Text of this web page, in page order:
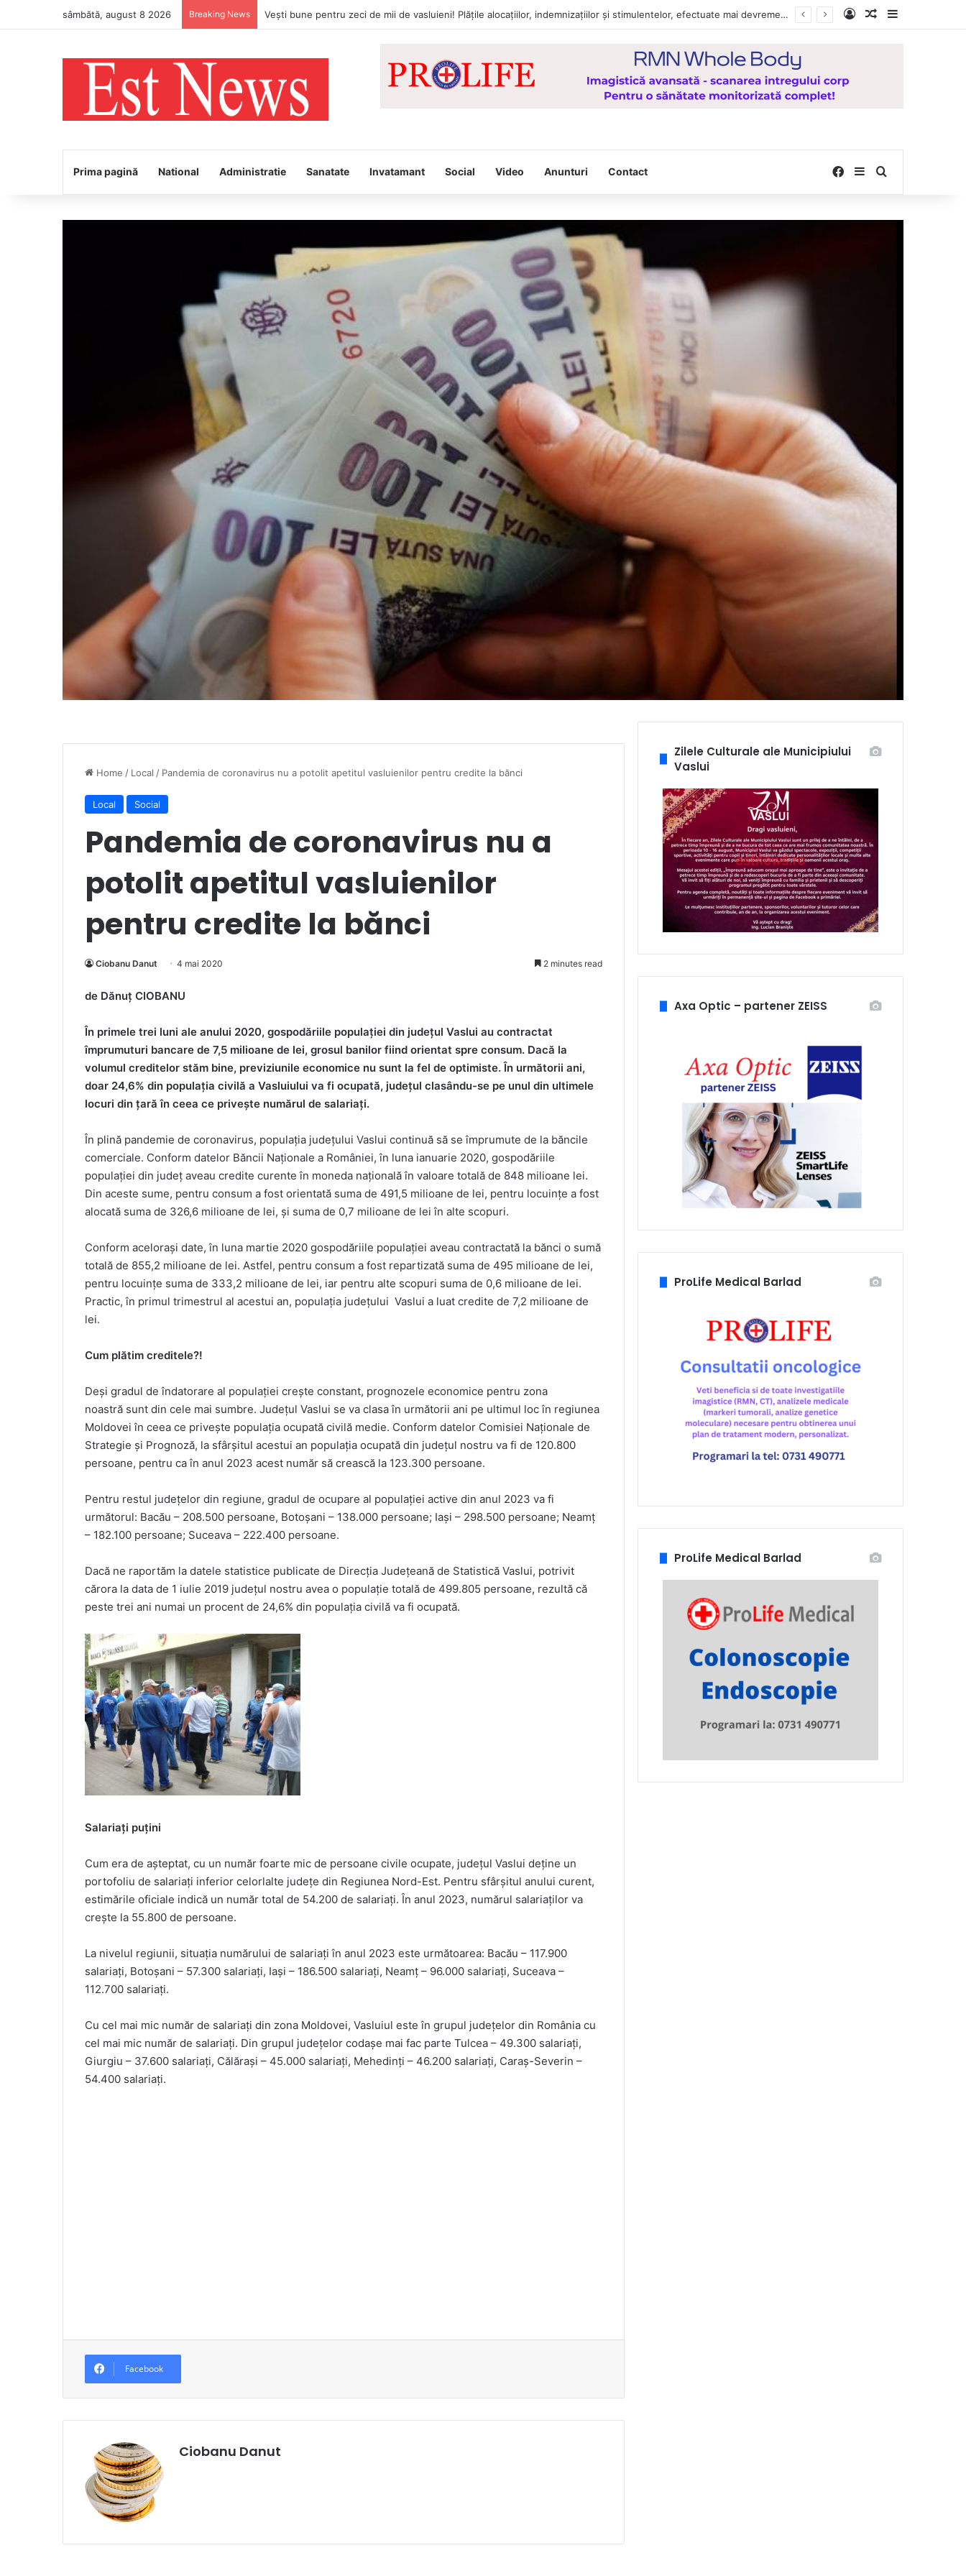
sâmbătă, august 8 2026 Breaking News PS Ignatie va întâmpina, joi, la Vaslui, Icoana făcătoare de minuni a Maicii Domnului, de la Mănăstirea Hadâmbu Log InRandom Article
Prima pagină National Administratie Sanatate Invatamant Social Video Anunturi Contact Facebook
SidebarSearch for
Home / Local / Pandemia de coronavirus nu a potolit apetitul vasluienilor pentru credite la bănci
Local Social
Pandemia de coronavirus nu a
potolit apetitul vasluienilor
pentru credite la bănci
Ciobanu Danut 4 mai 2020 2 minutes read
de Dănuț CIOBANU
În primele trei luni ale anului 2020, gospodăriile populației din județul Vaslui au contractat
împrumuturi bancare de 7,5 milioane de lei, grosul banilor fiind orientat spre consum. Dacă la
volumul creditelor stăm bine, previziunile economice nu sunt la fel de optimiste. În următorii ani,
doar 24,6% din populația civilă a Vasluiului va fi ocupată, județul clasându-se pe unul din ultimele
locuri din țară în ceea ce privește numărul de salariați.
În plină pandemie de coronavirus, populația județului Vaslui continuă să se împrumute de la băncile
comerciale. Conform datelor Băncii Naționale a României, în luna ianuarie 2020, gospodăriile
populației din județ aveau credite curente în moneda națională în valoare totală de 848 milioane lei.
Din aceste sume, pentru consum a fost orientată suma de 491,5 milioane de lei, pentru locuințe a fost
alocată suma de 326,6 milioane de lei, și suma de 0,7 milioane de lei în alte scopuri.
Conform acelorași date, în luna martie 2020 gospodăriile populației aveau contractată la bănci o sumă
totală de 855,2 milioane de lei. Astfel, pentru consum a fost repartizată suma de 495 milioane de lei,
pentru locuințe suma de 333,2 milioane de lei, iar pentru alte scopuri suma de 0,6 milioane de lei.
Practic, în primul trimestrul al acestui an, populația județului Vaslui a luat credite de 7,2 milioane de
lei.
Cum plătim creditele?!
Deși gradul de îndatorare al populației crește constant, prognozele economice pentru zona
noastră sunt din cele mai sumbre. Județul Vaslui se va clasa în următorii ani pe ultimul loc în regiunea
Moldovei în ceea ce privește populația ocupată civilă medie. Conform datelor Comisiei Naționale de
Strategie și Prognoză, la sfârșitul acestui an populația ocupată din județul nostru va fi de 120.800
persoane, pentru ca în anul 2023 acest număr să crească la 123.300 persoane.
Pentru restul județelor din regiune, gradul de ocupare al populației active din anul 2023 va fi
următorul: Bacău – 208.500 persoane, Botoșani – 138.000 persoane; Iași – 298.500 persoane; Neamț
– 182.100 persoane; Suceava – 222.400 persoane.
Dacă ne raportăm la datele statistice publicate de Direcția Județeană de Statistică Vaslui, potrivit
cărora la data de 1 iulie 2019 județul nostru avea o populație totală de 499.805 persoane, rezultă că
peste trei ani numai un procent de 24,6% din populația civilă va fi ocupată.
Salariați puțini
Cum era de așteptat, cu un număr foarte mic de persoane civile ocupate, județul Vaslui deține un
portofoliu de salariați inferior celorlalte județe din Regiunea Nord-Est. Pentru sfârșitul anului curent,
estimările oficiale indică un număr total de 54.200 de salariați. În anul 2023, numărul salariaților va
crește la 55.800 de persoane.
La nivelul regiunii, situația numărului de salariați în anul 2023 este următoarea: Bacău – 117.900
salariați, Botoșani – 57.300 salariați, Iași – 186.500 salariați, Neamț – 96.000 salariați, Suceava –
112.700 salariați.
Cu cel mai mic număr de salariați din zona Moldovei, Vasluiul este în grupul județelor din România cu
cel mai mic număr de salariați. Din grupul județelor codașe mai fac parte Tulcea – 49.300 salariați,
Giurgiu – 37.600 salariați, Călărași – 45.000 salariați, Mehedinți – 46.200 salariați, Caraș-Severin –
54.400 salariați.
Facebook
Ciobanu Danut
Zilele Culturale ale Municipiului
Vaslui
Axa Optic – partener ZEISS
ProLife Medical Barlad
ProLife Medical Barlad